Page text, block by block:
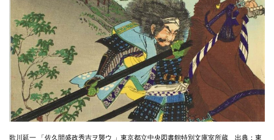
歌川延一 「佐久間盛政秀吉ヲ襲ウ 」東京都立中央図書館特別文庫室所蔵 出典：東